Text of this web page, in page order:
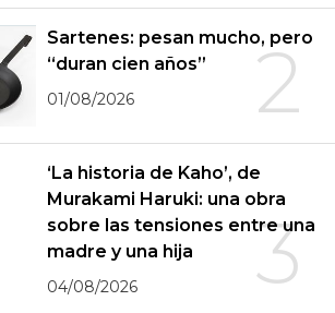
2
Sartenes: pesan mucho, pero
“duran cien años”
01/08/2026
3
‘La historia de Kaho’, de
Murakami Haruki: una obra
sobre las tensiones entre una
madre y una hija
04/08/2026